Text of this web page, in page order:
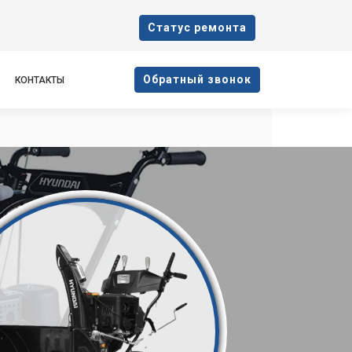
Cтатус ремонта
КОНТАКТЫ Oбратный звонок